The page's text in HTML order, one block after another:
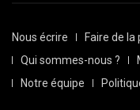
Nous écrire
Faire de
Qui sommes-nous ?
Notre équipe